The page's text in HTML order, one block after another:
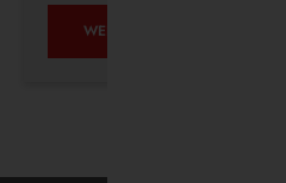
WEITERLESEN …